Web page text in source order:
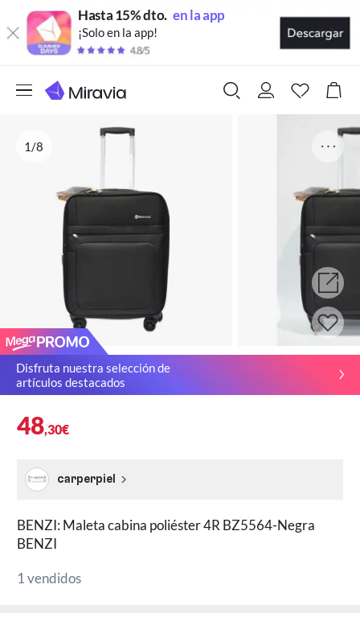
Hasta 15% dto. en la app
¡Solo en la app!
1/8
Disfruta nuestra selección de
artículos destacados
48,30€
carperpiel
BENZI: Maleta cabina poliéster 4R BZ5564-Negra
BENZI
1 vendidos